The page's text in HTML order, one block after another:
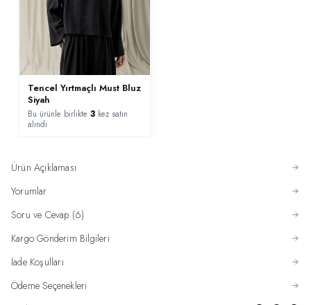
Tencel Yırtmaçlı Must Bluz
Siyah
Bu ürünle birlikte 3 kez satın
alındı
Ürün Açıklaması
Yorumlar
Soru ve Cevap (6)
Kargo Gönderim Bilgileri
İade Koşulları
Ödeme Seçenekleri